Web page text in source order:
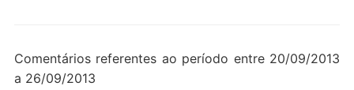
Comentários referentes ao período entre 20/09/2013
a 26/09/2013